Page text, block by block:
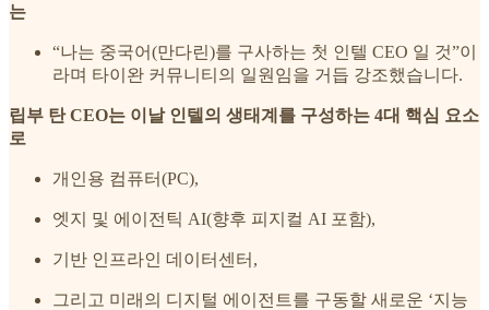
는
“나는 중국어(만다린)를 구사하는 첫 인텔 CEO 일 것”이
라며 타이완 커뮤니티의 일원임을 거듭 강조했습니다.
립부 탄 CEO는 이날 인텔의 생태계를 구성하는 4대 핵심 요소
로
개인용 컴퓨터(PC),
엣지 및 에이전틱 AI(향후 피지컬 AI 포함),
기반 인프라인 데이터센터,
그리고 미래의 디지털 에이전트를 구동할 새로운 ‘지능